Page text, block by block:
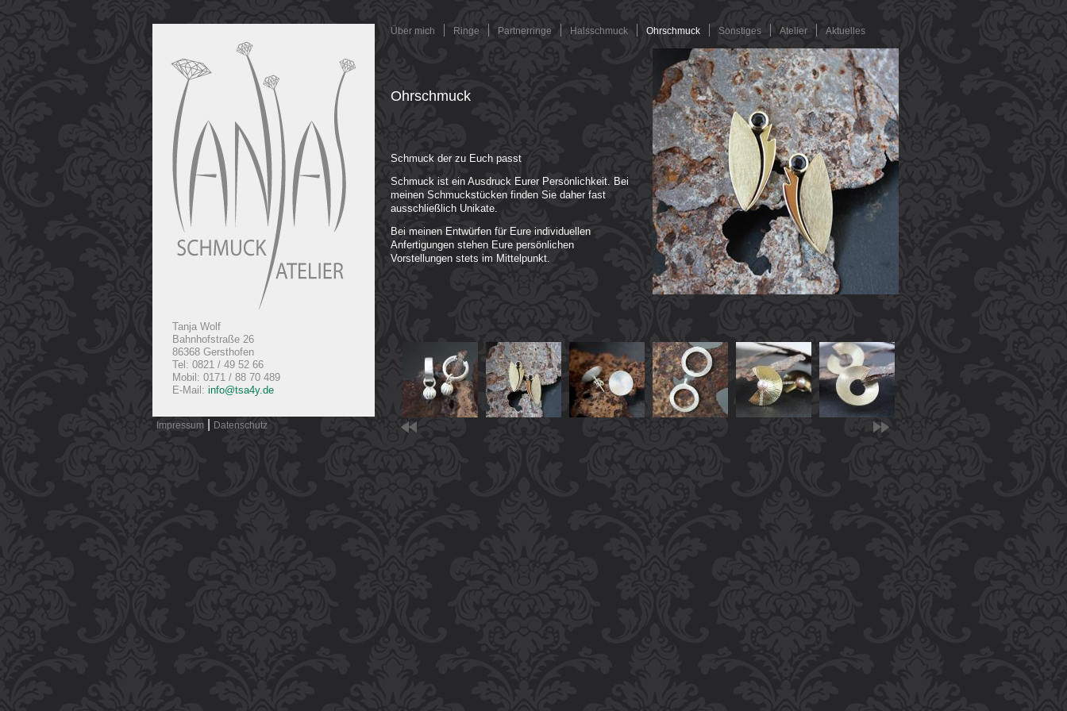
Navigation
überspringen
Über mich Ringe Partnerringe Halsschmuck Ohrschmuck Sonstiges Atelier Aktuelles
Ohrschmuck
Schmuck der zu Euch passt
Schmuck ist ein Ausdruck Eurer Persönlichkeit. Bei
meinen Schmuckstücken finden Sie daher fast
ausschließlich Unikate.
Bei meinen Entwürfen für Eure individuellen
Anfertigungen stehen Eure persönlichen
Vorstellungen stets im Mittelpunkt.
Tanja Wolf
Bahnhofstraße 26
86368 Gersthofen
Tel: 0821 / 49 52 66
Mobil: 0171 / 88 70 489
E-Mail: info@tsa4y.de
Impressum Datenschutz